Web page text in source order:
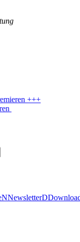
+++
NNewsletterD